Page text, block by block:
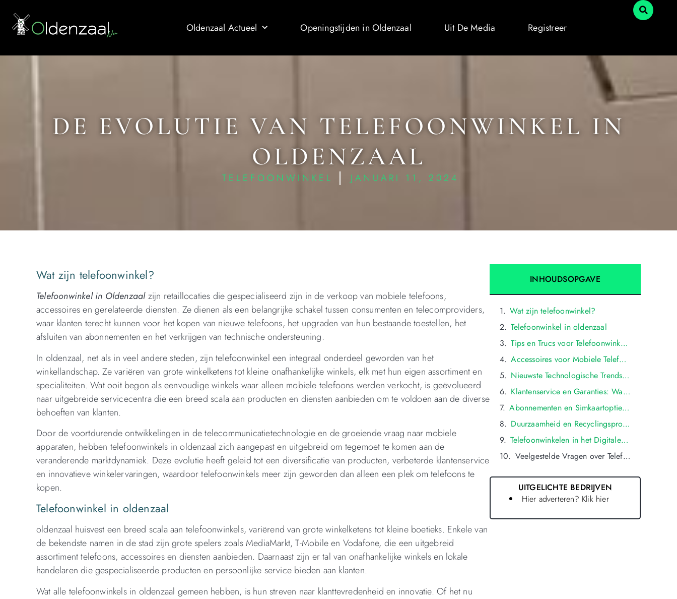
Oldenzaal Actueel Openingstijden in Oldenzaal Uit De Media Registreer
DE EVOLUTIE VAN TELEFOONWINKEL IN
OLDENZAAL
TELEFOONWINKEL JANUARI 11, 2024
Wat zijn telefoonwinkel?
Telefoonwinkel in Oldenzaalzijn retaillocaties die gespecialiseerd zijn in de verkoop van mobiele telefoons,
accessoires en gerelateerde diensten. Ze dienen als een belangrijke schakel tussen consumenten en telecomproviders,
waar klanten terecht kunnen voor het kopen van nieuwe telefoons, het upgraden van hun bestaande toestellen, het
afsluiten van abonnementen en het verkrijgen van technische ondersteuning.
In oldenzaal, net als in veel andere steden, zijn telefoonwinkel een integraal onderdeel geworden van het
winkellandschap. Ze variëren van grote winkelketens tot kleine onafhankelijke winkels, elk met hun eigen assortiment en
specialiteiten. Wat ooit begon als eenvoudige winkels waar alleen mobiele telefoons werden verkocht, is geëvolueerd
naar uitgebreide servicecentra die een breed scala aan producten en diensten aanbieden om te voldoen aan de diverse
behoeften van klanten.
Door de voortdurende ontwikkelingen in de telecommunicatietechnologie en de groeiende vraag naar mobiele
apparaten, hebben telefoonwinkels in oldenzaal zich aangepast en uitgebreid om tegemoet te komen aan de
veranderende marktdynamiek. Deze evolutie heeft geleid tot een diversificatie van producten, verbeterde klantenservice
en innovatieve winkelervaringen, waardoor telefoonwinkels meer zijn geworden dan alleen een plek om telefoons te
kopen.
Telefoonwinkel in oldenzaal
oldenzaal huisvest een breed scala aan telefoonwinkels, variërend van grote winkelketens tot kleine boetieks. Enkele van
de bekendste namen in de stad zijn grote spelers zoals MediaMarkt, T-Mobile en Vodafone, die een uitgebreid
assortiment telefoons, accessoires en diensten aanbieden. Daarnaast zijn er tal van onafhankelijke winkels en lokale
handelaren die gespecialiseerde producten en persoonlijke service bieden aan klanten.
Wat alle telefoonwinkels in oldenzaal gemeen hebben, is hun streven naar klanttevredenheid en innovatie. Of het nu
INHOUDSOPGAVE
Wat zijn telefoonwinkel?
Telefoonwinkel in oldenzaal
Tips en Trucs voor Telefoonwinkelen in oldenzaal
Accessoires voor Mobiele Telefoons: Bescherming, Opladen en Stijlvolle Opties in oldenzaal
Nieuwste Technologische Trends: Wat Is Er Nieuw in de Wereld van Telefoons in oldenzaal?
Klantenservice en Garanties: Wat Te Verwachten van Telefoonwinkels in oldenzaal
Abonnementen en Simkaartopties: Telefoon- en Dataplannen Beschikbaar in oldenzaal
Duurzaamheid en Recyclingsprogramma’s: Milieuvriendelijke Initiatieven in Groningse Telefoonwinkels
Telefoonwinkelen in het Digitale Tijdperk: Online Opties en Voordelen voor Groningers
Veelgestelde Vragen over Telefoonwinkels in oldenzaal
UITGELICHTE BEDRIJVEN
Hier adverteren? Klik hier